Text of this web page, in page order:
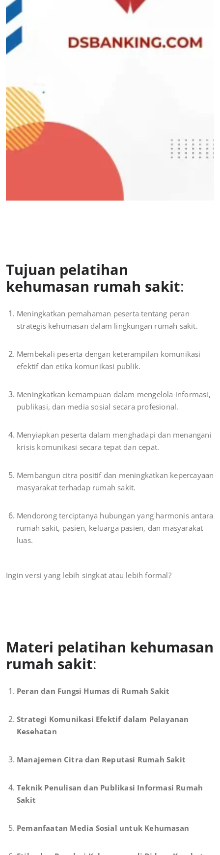
Tujuan pelatihan
kehumasan rumah sakit:
Meningkatkan pemahaman peserta tentang peran
strategis kehumasan dalam lingkungan rumah sakit.
Membekali peserta dengan keterampilan komunikasi
efektif dan etika komunikasi publik.
Meningkatkan kemampuan dalam mengelola informasi,
publikasi, dan media sosial secara profesional.
Menyiapkan peserta dalam menghadapi dan menangani
krisis komunikasi secara tepat dan cepat.
Membangun citra positif dan meningkatkan kepercayaan
masyarakat terhadap rumah sakit.
Mendorong terciptanya hubungan yang harmonis antara
rumah sakit, pasien, keluarga pasien, dan masyarakat
luas.
Ingin versi yang lebih singkat atau lebih formal?
Materi pelatihan kehumasan
rumah sakit:
Peran dan Fungsi Humas di Rumah Sakit
Strategi Komunikasi Efektif dalam Pelayanan
Kesehatan
Manajemen Citra dan Reputasi Rumah Sakit
Teknik Penulisan dan Publikasi Informasi Rumah
Sakit
Pemanfaatan Media Sosial untuk Kehumasan